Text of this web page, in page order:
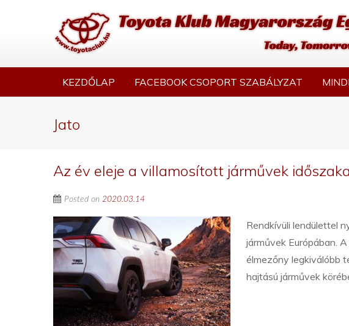
KEZDŐLAP FACEBOOK CSOPORT SZABÁLYZAT
Jato
Az év eleje a villamosított járművek
Posted on 2020.03.14
Rendkívüli lendülettel
járművek Európában.
élmezőny legkiválóbb
hajtású járművek